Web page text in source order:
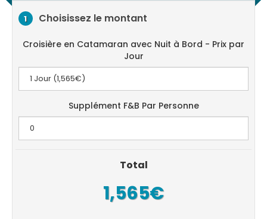
1 Choisissez le montant
Croisière en Catamaran avec Nuit à Bord - Prix par
Jour
Supplément F&B Par Personne
Total
1,565€